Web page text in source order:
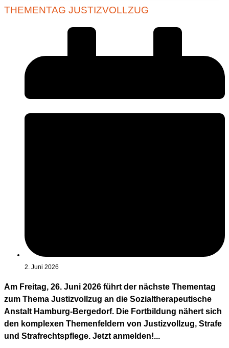
THEMENTAG JUSTIZVOLLZUG
2. Juni 2026
Am Freitag, 26. Juni 2026 führt der nächste Thementag
zum Thema Justizvollzug an die Sozialtherapeutische
Anstalt Hamburg-Bergedorf. Die Fortbildung nähert sich
den komplexen Themenfeldern von Justizvollzug, Strafe
und Strafrechtspflege. Jetzt anmelden!...